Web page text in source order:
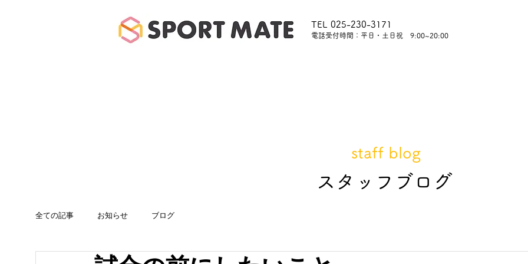
TEL 025-230-3171
​電話受付時間：平日・土日祝 9:00~20:00
全ての記事 お知らせ ブログ
​スタッフブログ
staff blog